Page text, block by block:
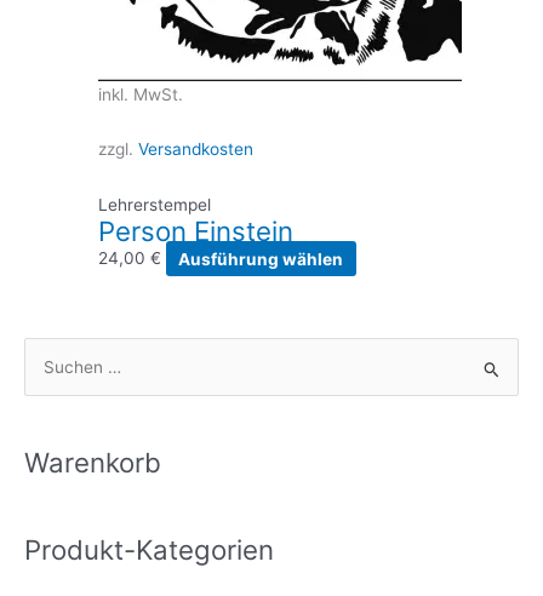
inkl. MwSt.
zzgl.Versandkosten
Lehrerstempel
Person Einstein
24,00€ Ausführung wählen
mehrere
auf.
h
n
Warenkorb
Produkt-Kategorien